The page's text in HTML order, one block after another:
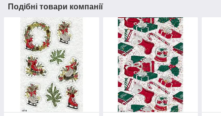
Подібні товари компанії